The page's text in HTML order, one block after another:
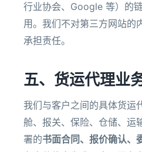
行业协会、Google 等）的
用。我们不对第三方网站的
承担责任。
五、货运代理业
我们与客户之间的具体货运
舱、报关、保险、仓储、运
署的书面合同、报价确认、